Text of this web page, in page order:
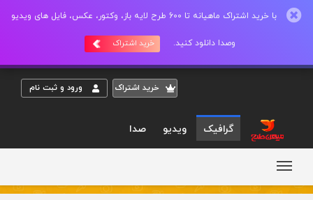
با خرید اشتراک ماهیانه تا 600 طرح لایه باز، وکتور، عکس، فایل های ویدیو
وصدا دانلود کنید. خرید اشتراک
خريد اشتراک ورود و ثبت نام
گرافیک ویدیو صدا